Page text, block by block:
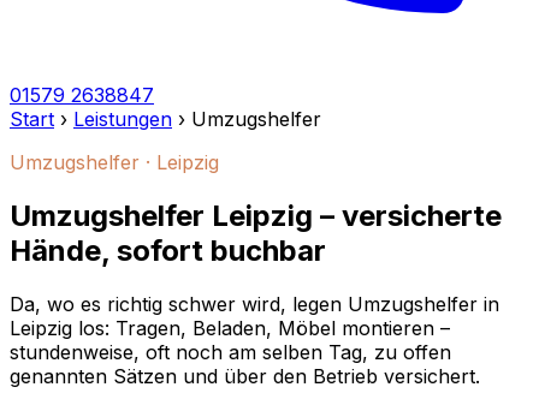
01579 2638847
Start › Leistungen › Umzugshelfer
Umzugshelfer · Leipzig
Umzugshelfer Leipzig – versicherte
Hände, sofort buchbar
Da, wo es richtig schwer wird, legen Umzugshelfer in
Leipzig los: Tragen, Beladen, Möbel montieren –
stundenweise, oft noch am selben Tag, zu offen
genannten Sätzen und über den Betrieb versichert.